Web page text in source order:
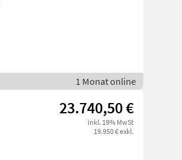
1 Monat online
23.740,50 €
inkl. 19% MwSt
19.950 € exkl.